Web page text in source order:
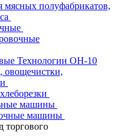
полуфабрикатов,
Технологии ОН-10
овощечистки,
машины
машины
торгового